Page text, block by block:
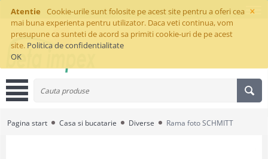
×
Atentie
Cookie-urile sunt folosite pe acest site pentru a oferi cea
mai buna experienta pentru utilizator. Daca veti continua, vom
presupune ca sunteti de acord sa primiti cookie-uri de pe acest
site. Politica de confidentialitate
OK
Pagina start Casa si bucatarie Diverse Rama foto SCHMITT